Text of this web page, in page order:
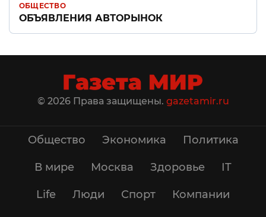
ОБЩЕСТВО
ОБЪЯВЛЕНИЯ АВТОРЫНОК
© 2026 Права защищены. gazetamir.ru
Общество Экономика Политика
В мире Москва Здоровье IT
Life Люди Спорт Компании